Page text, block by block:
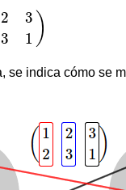
2
3
3 1 )
2 1)
se indica cómo se